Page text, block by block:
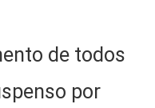
de todos
por